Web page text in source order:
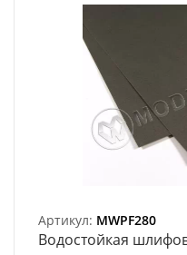
Артикул: MWPF280
Bодостойкая